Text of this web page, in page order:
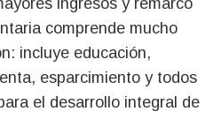
comprende mucho
incluye educación,
esparcimiento y todos
el desarrollo integral de